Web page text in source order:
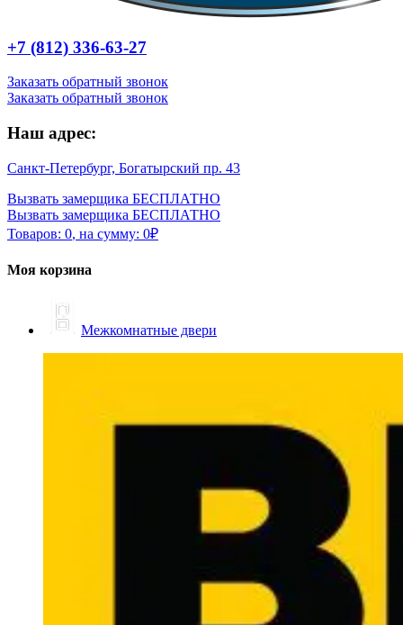
+7 (812) 336-63-27
Заказать обратный звонок
Заказать обратный звонок
Наш адрес:
Санкт-Петербург, Богатырский пр. 43
Вызвать замерщика БЕСПЛАТНО
Вызвать замерщика БЕСПЛАТНО
Товаров: 0, на сумму: 0₽
Моя корзина
Межкомнатные двери